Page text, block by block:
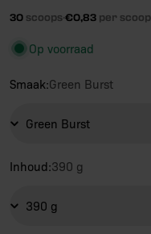
30 scoops·€0,83 per scoop
Op voorraad
Smaak:Green Burst
Inhoud:390 g